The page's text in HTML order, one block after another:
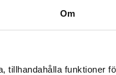
Om
tillhandahålla funktioner